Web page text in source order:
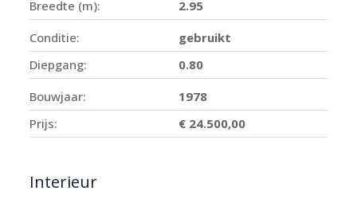
Breedte (m):
2.95
Conditie:
gebruikt
Diepgang:
0.80
Bouwjaar:
1978
Prijs:
€ 24.500,00
Interieur